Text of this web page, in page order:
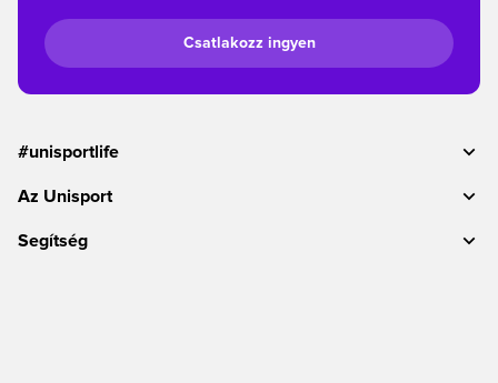
Csatlakozz ingyen
#unisportlife
Az Unisport
Segítség